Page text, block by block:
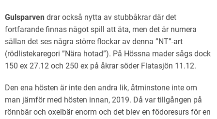
Gulsparven drar också nytta av stubbåkrar där det
fortfarande finnas något spill att äta, men det är numera
sällan det ses några större flockar av denna ”NT”-art
(rödlistekaregori ”Nära hotad”). På Hössna mader sågs dock
150 ex 27.12 och 250 ex på åkrar söder Flatasjön 11.12.
Den ena hösten är inte den andra lik, åtminstone inte om
man jämför med hösten innan, 2019. Då var tillgången på
rönnbär och oxelbär enorm och det blev en födoresurs för en